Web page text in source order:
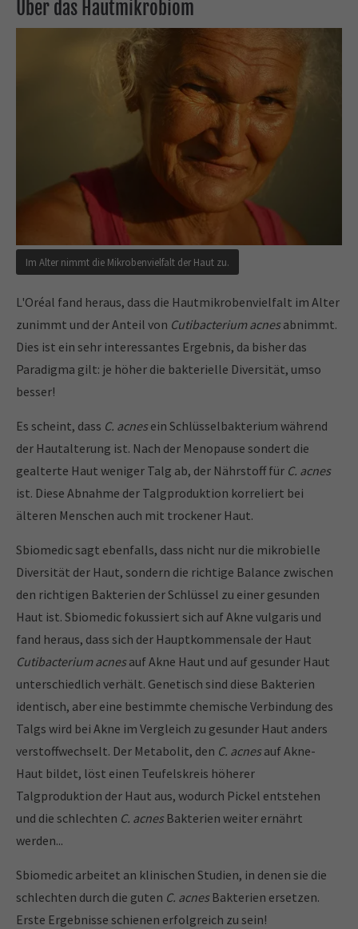
Über das Hautmikrobiom
Im Alter nimmt die Mikrobenvielfalt der Haut zu.
L'Oréal fand heraus, dass die Hautmikrobenvielfalt im Alter
zunimmt und der Anteil von Cutibacterium acnes abnimmt.
Dies ist ein sehr interessantes Ergebnis, da bisher das
Paradigma gilt: je höher die bakterielle Diversität, umso
besser!
Es scheint, dass C. acnes ein Schlüsselbakterium während
der Hautalterung ist. Nach der Menopause sondert die
gealterte Haut weniger Talg ab, der Nährstoff für C. acnes
ist. Diese Abnahme der Talgproduktion korreliert bei
älteren Menschen auch mit trockener Haut.
Sbiomedic sagt ebenfalls, dass nicht nur die mikrobielle
Diversität der Haut, sondern die richtige Balance zwischen
den richtigen Bakterien der Schlüssel zu einer gesunden
Haut ist. Sbiomedic fokussiert sich auf Akne vulgaris und
fand heraus, dass sich der Hauptkommensale der Haut
Cutibacterium acnes auf Akne Haut und auf gesunder Haut
unterschiedlich verhält. Genetisch sind diese Bakterien
identisch, aber eine bestimmte chemische Verbindung des
Talgs wird bei Akne im Vergleich zu gesunder Haut anders
verstoffwechselt. Der Metabolit, den C. acnes auf Akne-
Haut bildet, löst einen Teufelskreis höherer
Talgproduktion der Haut aus, wodurch Pickel entstehen
und die schlechten C. acnes Bakterien weiter ernährt
werden...
Sbiomedic arbeitet an klinischen Studien, in denen sie die
schlechten durch die guten C. acnes Bakterien ersetzen.
Erste Ergebnisse schienen erfolgreich zu sein!